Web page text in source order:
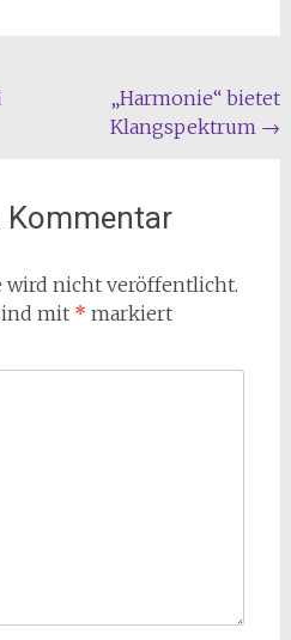
„Harmonie“ bietet
Klangspektrum →
Kommentar
wird nicht veröffentlicht.
mit * markiert